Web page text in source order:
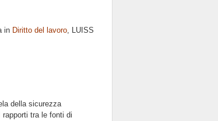
in Diritto del lavoro, LUISS
della sicurezza
tra le fonti di